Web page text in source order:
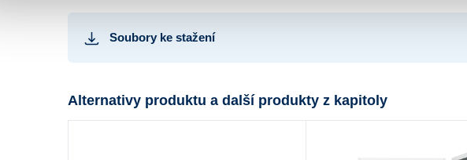
Soubory ke stažení
Alternativy produktu a další produkty z kapitoly